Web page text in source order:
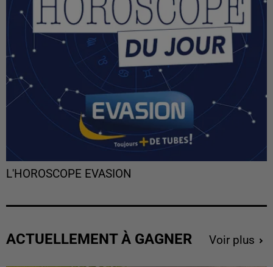
L'HOROSCOPE EVASION
ACTUELLEMENT À GAGNER Voir plus